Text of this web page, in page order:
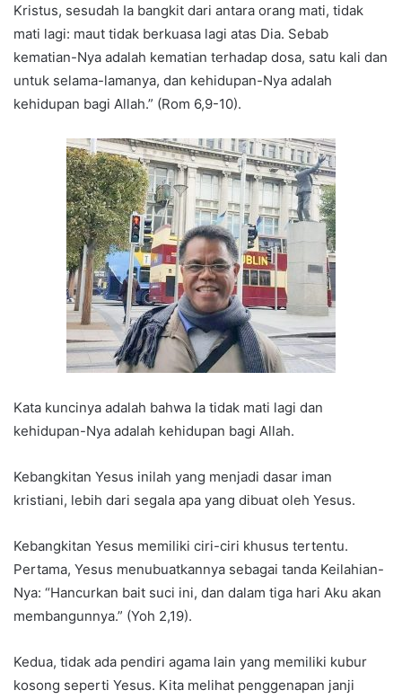
Kristus, sesudah Ia bangkit dari antara orang mati, tidak
mati lagi: maut tidak berkuasa lagi atas Dia. Sebab
kematian-Nya adalah kematian terhadap dosa, satu kali dan
untuk selama-lamanya, dan kehidupan-Nya adalah
kehidupan bagi Allah.” (Rom 6,9-10).
Kata kuncinya adalah bahwa Ia tidak mati lagi dan
kehidupan-Nya adalah kehidupan bagi Allah.
Kebangkitan Yesus inilah yang menjadi dasar iman
kristiani, lebih dari segala apa yang dibuat oleh Yesus.
Kebangkitan Yesus memiliki ciri-ciri khusus tertentu.
Pertama, Yesus menubuatkannya sebagai tanda Keilahian-
Nya: “Hancurkan bait suci ini, dan dalam tiga hari Aku akan
membangunnya.” (Yoh 2,19).
Kedua, tidak ada pendiri agama lain yang memiliki kubur
kosong seperti Yesus. Kita melihat penggenapan janji